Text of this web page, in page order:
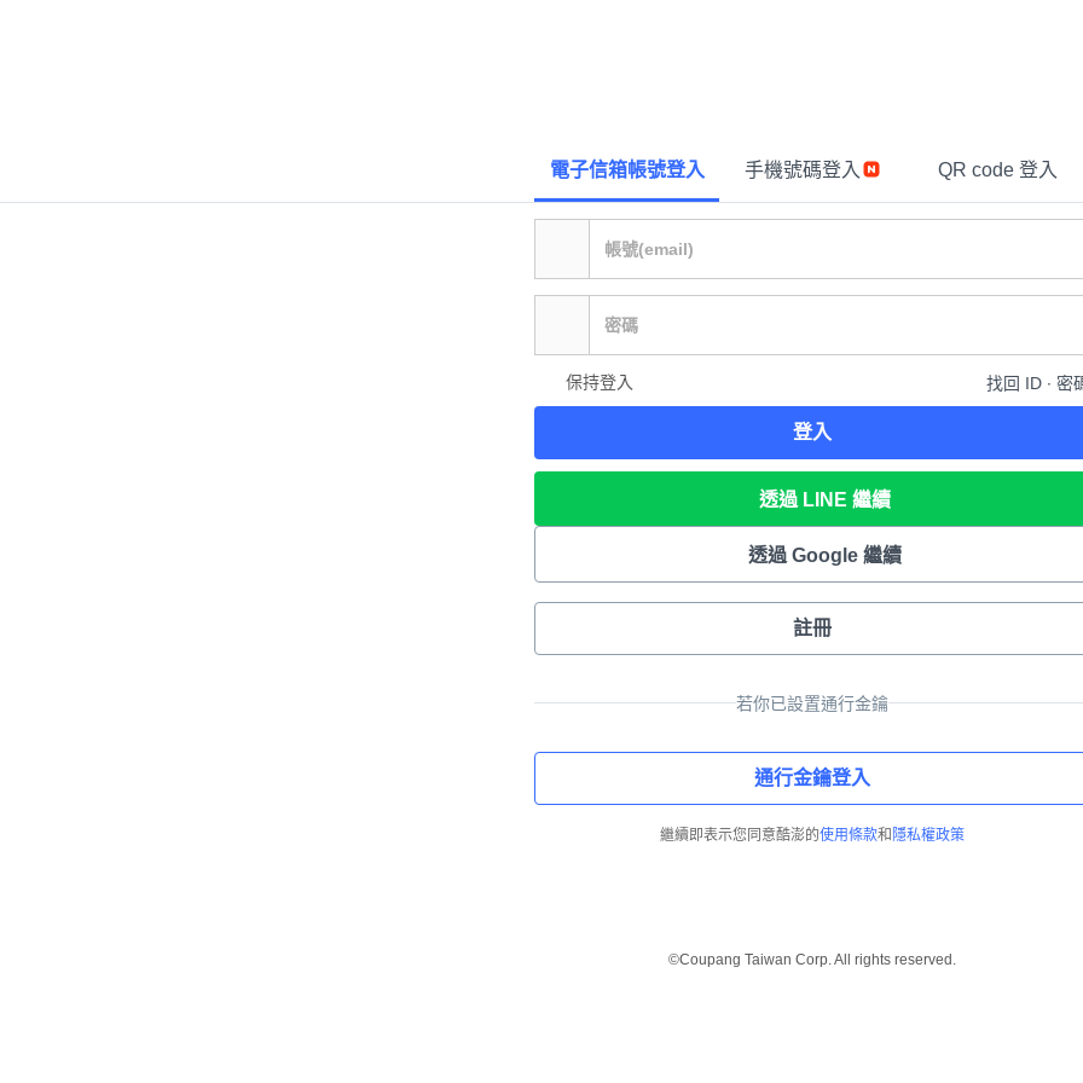
電子信箱帳號登入 手機號碼登入 QR code 登入
保持登入 找回 ID ∙ 密
登入
透過 LINE 繼續
透過 Google 繼續
註冊
若你已設置通行金鑰
通行金鑰登入
繼續即表示您同意酷澎的使用條款和 隱私權政策
©Coupang Taiwan Corp. All rights reserved.